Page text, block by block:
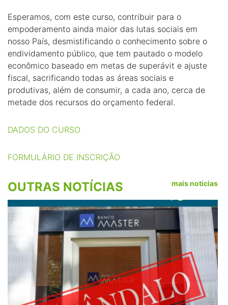
Esperamos, com este curso, contribuir para o
empoderamento ainda maior das lutas sociais em
nosso País, desmistificando o conhecimento sobre o
endividamento público, que tem pautado o modelo
econômico baseado em metas de superávit e ajuste
fiscal, sacrificando todas as áreas sociais e
produtivas, além de consumir, a cada ano, cerca de
metade dos recursos do orçamento federal.
DADOS DO CURSO
FORMULÁRIO DE INSCRIÇÃO
OUTRAS NOTÍCIAS mais noticias